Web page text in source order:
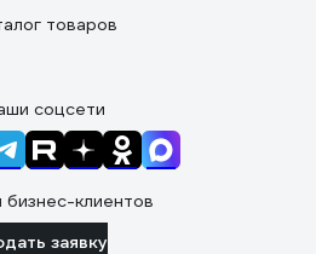
товаров
соцсети
бизнес-клиентов
заявку